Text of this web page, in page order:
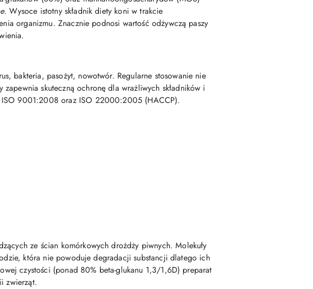
. Wysoce istotny składnik diety koni w trakcie
organizmu. Znacznie podnosi wartość odżywczą paszy
bakteria, pasożyt, nowotwór. Regularne stosowanie nie
skuteczną ochronę dla wrażliwych składników i
ISO 9001:2008 oraz ISO 22000:2005 (HACCP).
ze ścian komórkowych drożdży piwnych. Molekuły
która nie powoduje degradacji substancji dlatego ich
czystości (ponad 80% beta-glukanu 1,3/1,6D) preparat
zwierząt.